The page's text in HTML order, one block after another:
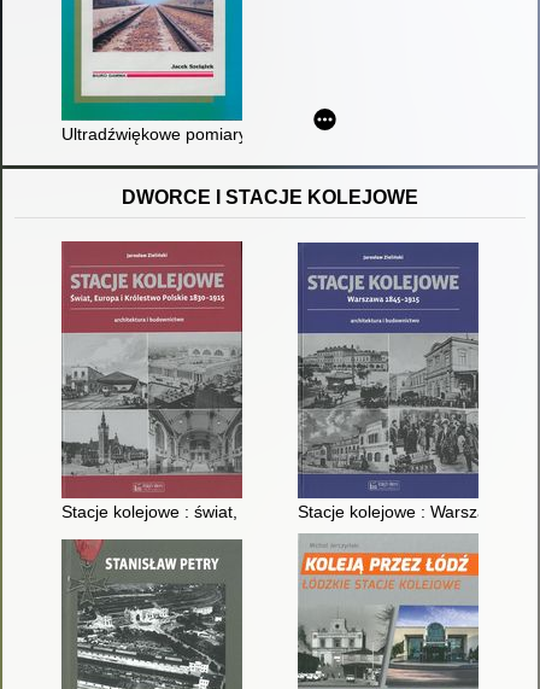
Ultradźwiękowe pomiary naprężeń w szynach kolejowych
DWORCE I STACJE KOLEJOWE
Stacje kolejowe : świat, Europa i Królestwo Polskie 1830-
Stacje kolejowe : Warszawa